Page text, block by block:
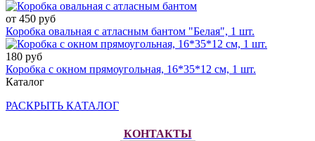
от 450 руб
Коробка овальная с атласным бантом "Белая", 1 шт.
180 руб
Коробка с окном прямоугольная, 16*35*12 см, 1 шт.
Каталог
РАСКРЫТЬ КАТАЛОГ
КОНТАКТЫ